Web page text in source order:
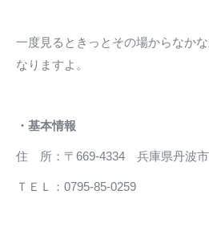
一度見るときっとその場からなか
なりますよ。
・基本情報
住 所：〒669-4334 兵庫県丹波市
ＴＥＬ：0795-85-0259